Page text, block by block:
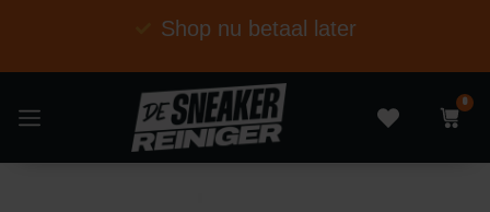
Shop nu betaal later
0